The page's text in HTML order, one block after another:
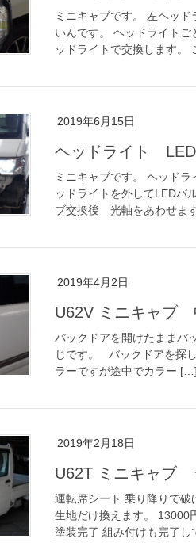
ミニキャブです。 左ヘッ
いんです。 ヘッドライト
ッドライトで交換します。
2019年6月15日
ヘッドライト
ミニキャブです。 ヘッド
ッドライトを外してLEDバ
ブ交換後 光軸をあわせま
2019年4月2日
U62V ミニキャブ
バックドアを開けたままバ
じです。 バックドアを探
ラーですが途中でカラー […]
2019年2月18日
U62T ミニキャブ
運転席シート 乗り降りで破
生地だけ換えます。 13000
塗装完了 組み付けも完了